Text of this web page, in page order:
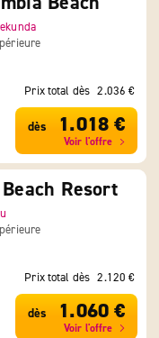
Prix total dès 2.036 €
dès 1.018 €
Voir l'offre
Resort
Prix total dès 2.120 €
dès 1.060 €
Voir l'offre